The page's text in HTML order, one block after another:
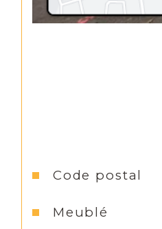
Caractéristiques Valeurs
Code postal
Meublé